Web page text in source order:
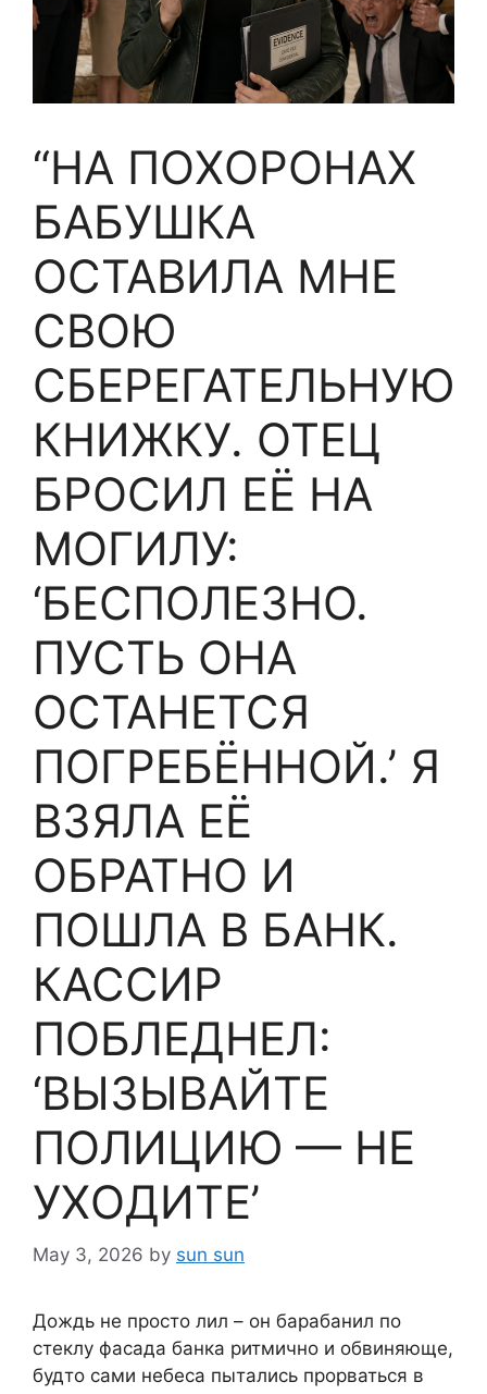
“НА ПОХОРОНАХ
БАБУШКА
ОСТАВИЛА МНЕ
СВОЮ
СБЕРЕГАТЕЛЬНУЮ
КНИЖКУ. ОТЕЦ
БРОСИЛ ЕЁ НА
МОГИЛУ:
‘БЕСПОЛЕЗНО.
ПУСТЬ ОНА
ОСТАНЕТСЯ
ПОГРЕБЁННОЙ.’ Я
ВЗЯЛА ЕЁ
ОБРАТНО И
ПОШЛА В БАНК.
КАССИР
ПОБЛЕДНЕЛ:
‘ВЫЗЫВАЙТЕ
ПОЛИЦИЮ — НЕ
УХОДИТЕ’
May 3, 2026 by sun sun
Дождь не просто лил – он барабанил по
стеклу фасада банка ритмично и обвиняюще,
будто сами небеса пытались прорваться в